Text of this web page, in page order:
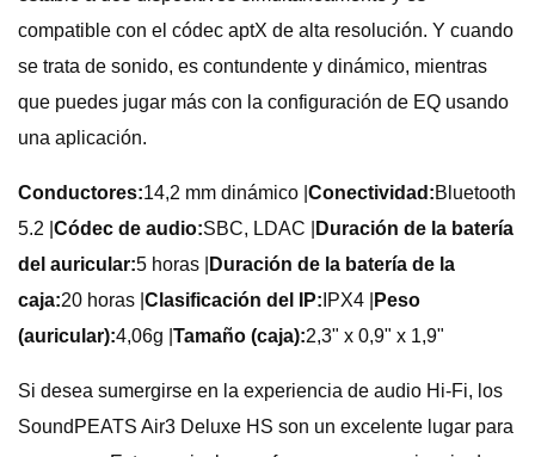
compatible con el códec aptX de alta resolución. Y cuando
se trata de sonido, es contundente y dinámico, mientras
que puedes jugar más con la configuración de EQ usando
una aplicación.
Conductores:14,2 mm dinámico | Conectividad:Bluetooth
5.2 | Códec de audio:SBC, LDAC |
Duración de la batería
del auricular:5 horas |
Duración de la batería de la
caja:20 horas | Clasificación del IP: IPX4 |
Peso
(auricular):4,06g | Tamaño (caja):2,3" x 0,9" x 1,9"
Si desea sumergirse en la experiencia de audio Hi-Fi, los
SoundPEATS Air3 Deluxe HS son un excelente lugar para